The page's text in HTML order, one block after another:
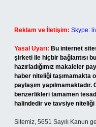
Reklam ve İletişim: Skype:
Yasal Uyarı: Bu internet
şirketi ile hiçbir bağlantısı
hazırladığımız makaleler
haber niteliği taşımamakta
paylaşım
benzerlikleri tamamen
halindedir ve tavsiye niteliği
Sitemiz, 5651 Sayılı Kanun